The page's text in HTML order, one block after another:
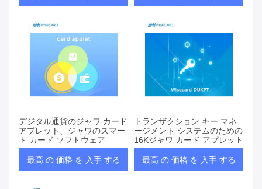
デジタル通貨のジャワ カード
アプレット、ジャワのスマー
ト カード ソフトウェア
最高 の 価格 を 入手 する
トランザクション キー マネ
ージメント システムのための
16Kジャワ カード アプレット
最高 の 価格 を 入手 する